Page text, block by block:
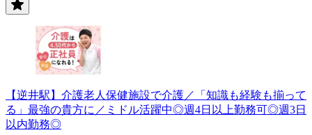
【逆井駅】介護老人保健施設で介護／「知識も経験も揃って
る」最強の貴方に／ミドル活躍中◎週4日以上勤務可◎週3日
以内勤務◎